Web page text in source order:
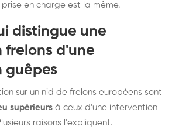
en charge est la même.
distingue une
frelons d'une
guêpes
sur un nid de frelons européens sont
supérieurs à ceux d'une intervention
raisons l'expliquent.